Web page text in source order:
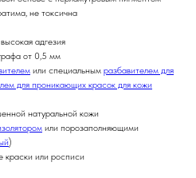
не токсична
адгезия
от 0,5 мм
или специальным разбавителем для
для проникающих красок для кожи
натуральной кожи
или порозаполняющими
)
краски или росписи